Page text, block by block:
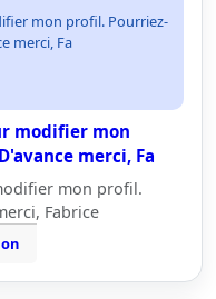
mon profil. Pourriez-
merci, Fa
modifier mon
merci, Fa
mon profil.
Fabrice